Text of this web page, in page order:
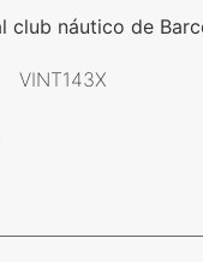
club náutico de
VINT143X